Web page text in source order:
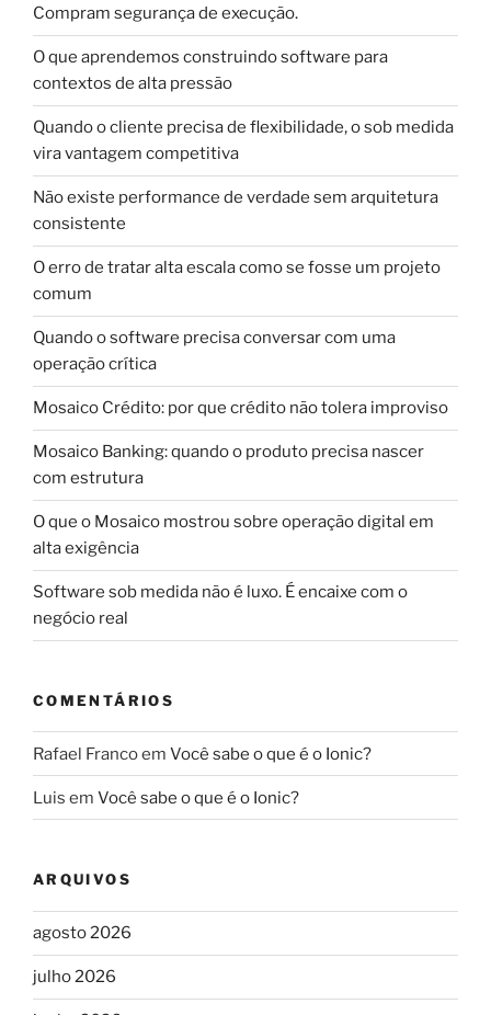
Compram segurança de execução.
O que aprendemos construindo software para
contextos de alta pressão
Quando o cliente precisa de flexibilidade, o sob medida
vira vantagem competitiva
Não existe performance de verdade sem arquitetura
consistente
O erro de tratar alta escala como se fosse um projeto
comum
Quando o software precisa conversar com uma
operação crítica
Mosaico Crédito: por que crédito não tolera improviso
Mosaico Banking: quando o produto precisa nascer
com estrutura
O que o Mosaico mostrou sobre operação digital em
alta exigência
Software sob medida não é luxo. É encaixe com o
negócio real
COMENTÁRIOS
Rafael Francoem Você sabe o que é o Ionic?
Luis em Você sabe o que é o Ionic?
ARQUIVOS
agosto 2026
julho 2026